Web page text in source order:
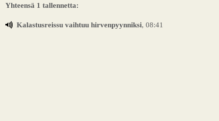
Yhteensä 1 tallennetta:
Kalastusreissu vaihtuu hirvenpyynniksi, 08:41